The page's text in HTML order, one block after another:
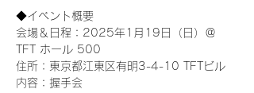
◆イベント概要
会場＆日程：2025年1月19日（日）＠
TFT ホール 500
住所：東京都江東区有明3-4-10 TFTビル
内容：握手会